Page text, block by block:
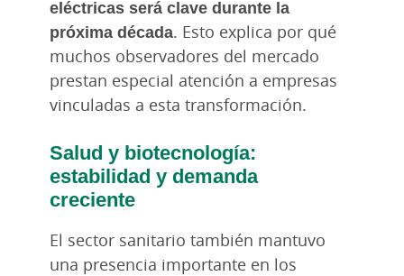
eléctricas será clave durante la
próxima década. Esto explica por qué
muchos observadores del mercado
prestan especial atención a empresas
vinculadas a esta transformación.
Salud y biotecnología:
estabilidad y demanda
creciente
El sector sanitario también mantuvo
una presencia importante en los